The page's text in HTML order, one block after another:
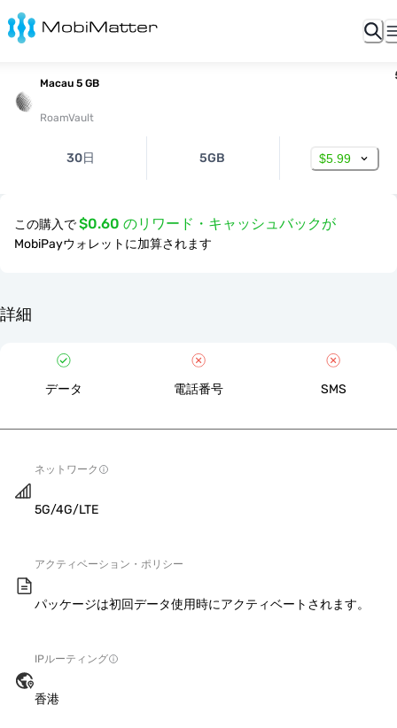
Macau 5 GB
RoamVault
30日 5GB $5.99
この購入で$0.60 のリワード・キャッシュバックが
MobiPayウォレットに加算されます
詳細
データ 電話番号 SMS
ネットワーク
5G/4G/LTE
アクティベーション・ポリシー
パッケージは初回データ使用時にアクティベートされます。
IPルーティング
香港